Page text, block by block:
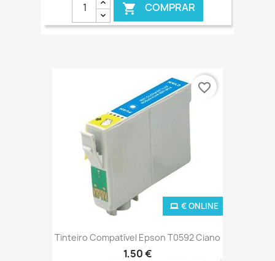
 COMPRAR
Tinteiro Compatível Epson T0592 Ciano
1,50 €
€ ONLINE
favorite_border